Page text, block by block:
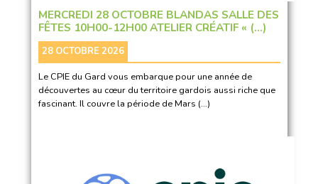
MERCREDI 28 OCTOBRE BLANDAS SALLE DES
FÊTES 10H00-12H00 ATELIER CRÉATIF « (…)
28 OCTOBRE 2026
Le CPIE du Gard vous embarque pour une année de
découvertes au cœur du territoire gardois aussi riche que
fascinant. Il couvre la période de Mars (…)